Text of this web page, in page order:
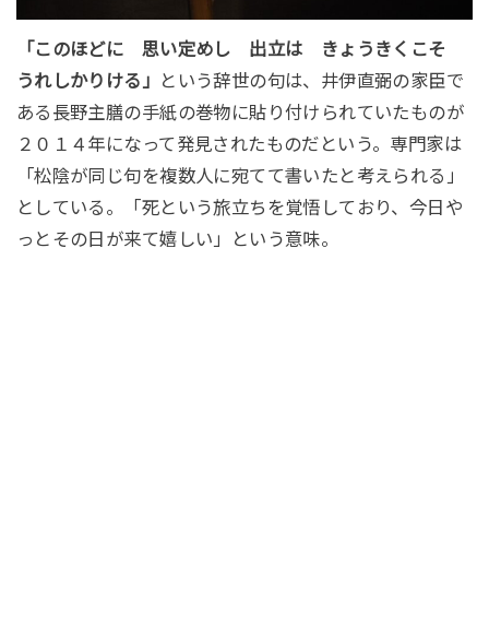
「このほどに 思い定めし 出立は きょうきくこそ
うれしかりける」
という辞世の句は、井伊直弼の家臣で
ある長野主膳の手紙の巻物に貼り付けられていたものが
２０１４年になって発見されたものだという。専門家は
「松陰が同じ句を複数人に宛てて書いたと考えられる」
としている。「死という旅立ちを覚悟しており、今日や
っとその日が来て嬉しい」という意味。